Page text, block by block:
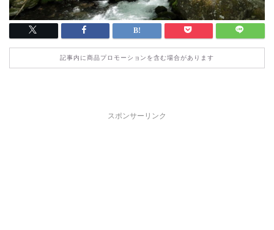
記事内に商品プロモーションを含む場合があります
スポンサーリンク